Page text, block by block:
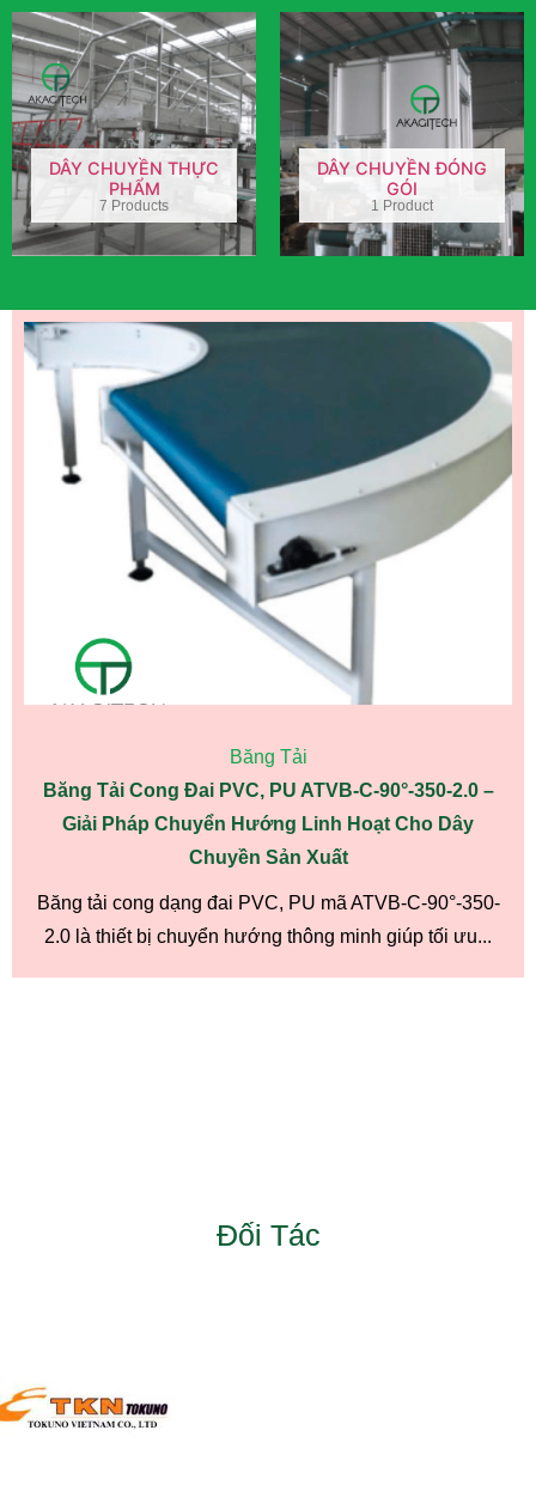
DÂY CHUYỀN THỰC
PHẨM
7 Products
DÂY CHUYỀN ĐÓNG
GÓI
1 Product
Băng Tải
Băng Tải Cong Đai PVC, PU ATVB-C-90°-350-2.0 –
Giải Pháp Chuyển Hướng Linh Hoạt Cho Dây
Chuyền Sản Xuất
Băng tải cong dạng đai PVC, PU mã ATVB-C-90°-350-
2.0 là thiết bị chuyển hướng thông minh giúp tối ưu...
Đối Tác